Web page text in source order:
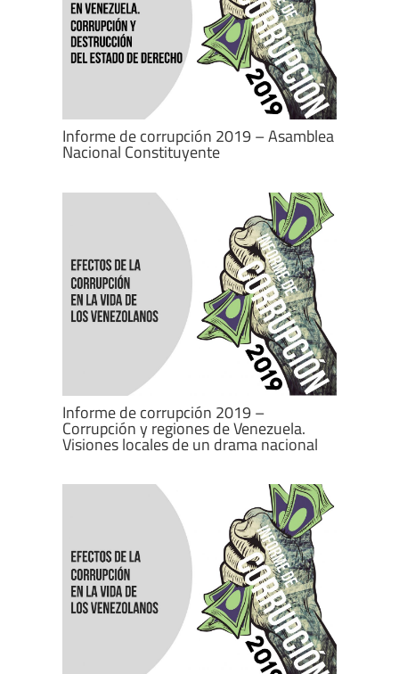
Informe de corrupción 2019 – Asamblea
Nacional Constituyente
Informe de corrupción 2019 –
Corrupción y regiones de Venezuela.
Visiones locales de un drama nacional